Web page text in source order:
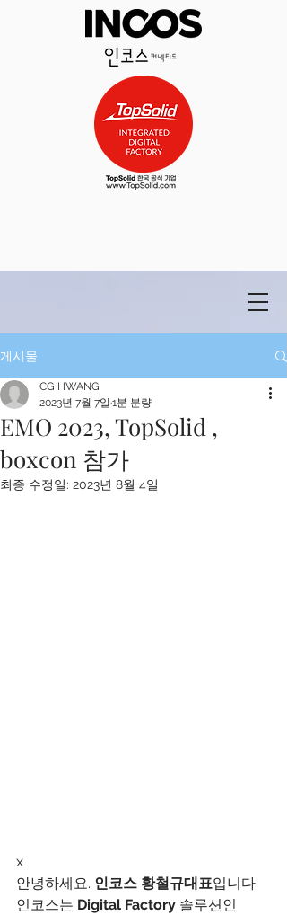
게시물
EMO 2023, TopSolid ,
boxcon 참가
CG HWANG
2023년 7월 7일 1분 분량
최종 수정일: 2023년 8월 4일
x
안녕하세요. 인코스 황철규대표입니다.
인코스는 Digital Factory 솔루션인